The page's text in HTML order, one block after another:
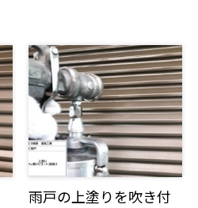
雨戸の上塗りを吹き付